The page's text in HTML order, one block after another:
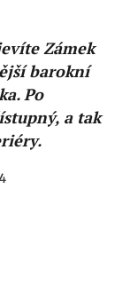
Zámek
barokní
Po
a tak